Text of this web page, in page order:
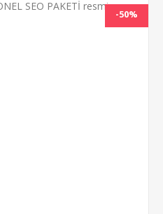
-50%